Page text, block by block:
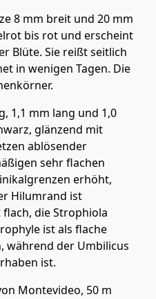
8 mm breit und 20 mm
bis rot und erscheint
Blüte. Sie reißt seitlich
in wenigen Tagen. Die
1,1 mm lang und 1,0
glänzend mit
ablösender
sehr flachen
erhöht,
Hilumrand ist
die Strophiola
ist als flache
während der Umbilicus
ist.
Montevideo, 50 m